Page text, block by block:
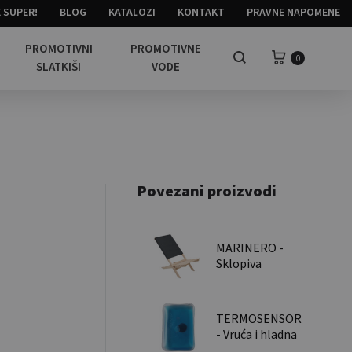
BLOG KATALOZI KONTAKT PRAVNE NAPOMENE
PROMOTIVNI
SLATKIŠI
PROMOTIVNE
VODE
Pretraga
Košarica
0
Povezani proizvodi
MARINERO -
Sklopiva
plažu /
Foldable
wooden
TERMOSENSOR
- Vruća i hladna